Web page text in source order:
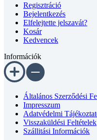
Bejelentkezés
Elfelejtette jelszavát?
Kosár
Kedvencek
Impresszum
Adatvédelmi Tájékoztató
Visszaküldési Feltételek
Szállitási Információk